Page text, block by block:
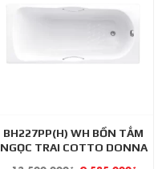
BH227PP(H) WH BỒN TẮM
NGỌC TRAI COTTO DONNA